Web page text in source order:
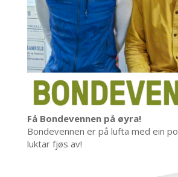
Få Bondevennen på øyra!
Bondevennen er på lufta med ein
luktar fjøs av!